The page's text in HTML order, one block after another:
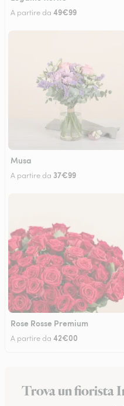
A partire da 49€99
Musa
A partire da 37€99
Rose Rosse Premium
A partire da 42€00
Trova un fiorista